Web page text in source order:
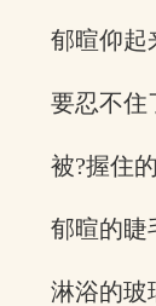
郁暄仰起
要忍不住
被?握住
郁暄的睫
淋浴的玻